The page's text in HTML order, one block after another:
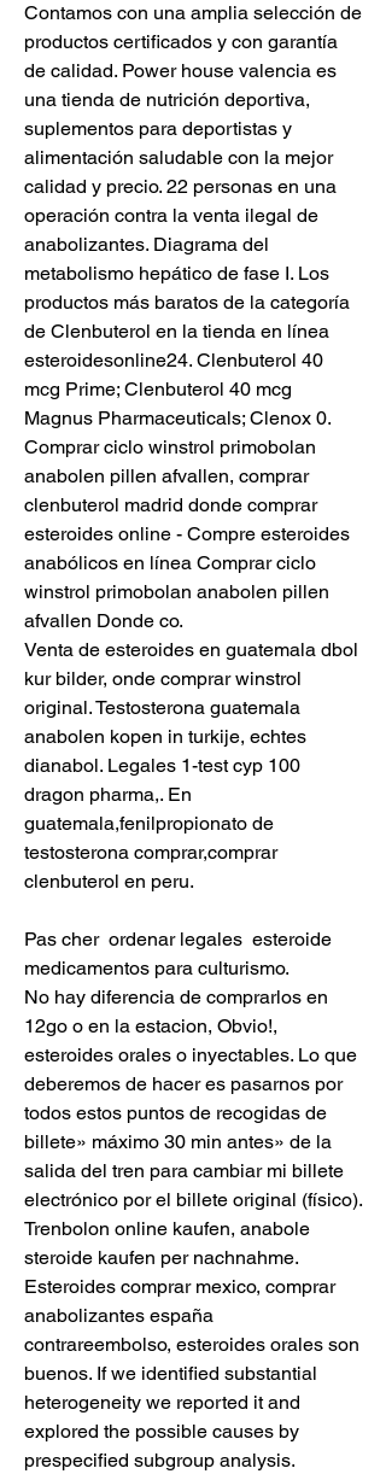
Contamos con una amplia selección de
productos certificados y con garantía
de calidad. Power house valencia es
una tienda de nutrición deportiva,
suplementos para deportistas y
alimentación saludable con la mejor
calidad y precio. 22 personas en una
operación contra la venta ilegal de
anabolizantes. Diagrama del
metabolismo hepático de fase I. Los
productos más baratos de la categoría
de Clenbuterol en la tienda en línea
esteroidesonline24. Clenbuterol 40
mсg Prime; Clenbuterol 40 mcg
Magnus Pharmaceuticals; Clenox 0.
Comprar ciclo winstrol primobolan
anabolen pillen afvallen, comprar
clenbuterol madrid donde comprar
esteroides online - Compre esteroides
anabólicos en línea Comprar ciclo
winstrol primobolan anabolen pillen
afvallen Donde co.
Venta de esteroides en guatemala dbol
kur bilder, onde comprar winstrol
original. Testosterona guatemala
anabolen kopen in turkije, echtes
dianabol. Legales 1-test cyp 100
dragon pharma,. En
guatemala,fenilpropionato de
testosterona comprar,comprar
clenbuterol en peru.
Pas cher  ordenar legales  esteroide
medicamentos para culturismo.
No hay diferencia de comprarlos en
12go o en la estacion, Obvio!,
esteroides orales o inyectables. Lo que
deberemos de hacer es pasarnos por
todos estos puntos de recogidas de
billete» máximo 30 min antes» de la
salida del tren para cambiar mi billete
electrónico por el billete original (físico).
Trenbolon online kaufen, anabole
steroide kaufen per nachnahme.
Esteroides comprar mexico, comprar
anabolizantes españa
contrareembolso, esteroides orales son
buenos. If we identified substantial
heterogeneity we reported it and
explored the possible causes by
prespecified subgroup analysis.